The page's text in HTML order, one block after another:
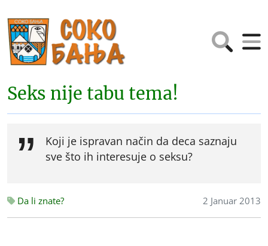
Seks nije tabu tema!
Koji je ispravan način da deca saznaju
sve što ih interesuje o seksu?
Da li znate? 2 Januar 2013